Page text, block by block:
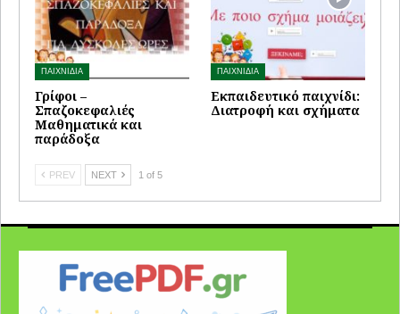
ΠΑΙΧΝΙΔΙΑ
Γρίφοι –
Σπαζοκεφαλιές
Μαθηματικά και
παράδοξα
ΠΑΙΧΝΙΔΙΑ
Εκπαιδευτικό παιχνίδι:
Διατροφή και σχήματα
PREV NEXT 1 of 5